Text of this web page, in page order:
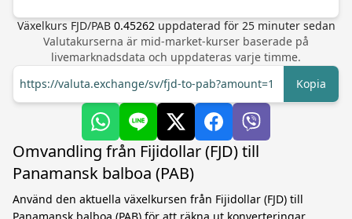
Växelkurs FJD/PAB 0.45262 uppdaterad för 25minuter sedan
Valutakurserna är mid-market-kurser baserade på
livemarknadsdata och uppdateras varje timme.
https://valuta.exchange/sv/fjd-to-pab?amount=1
Kopia
Omvandling från Fijidollar (FJD) till
Panamansk balboa (PAB)
Använd den aktuella växelkursen från Fijidollar (FJD) till